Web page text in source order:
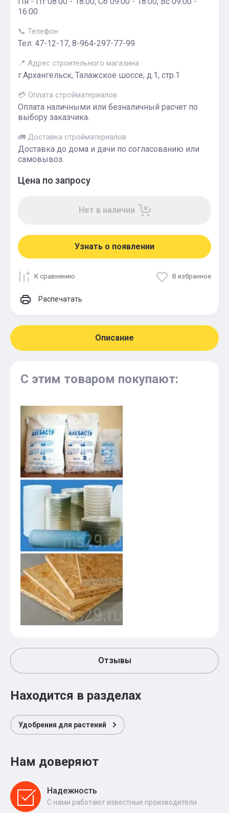
16:00
📞 Телефон
Тел: 47-12-17, 8-964-297-77-99
📍 Адрес строительного магазина
г.Архангельск, Талажское шоссе, д.1, стр.1
💳 Оплата стройматериалов
Оплата наличными или безналичный расчет по
выбору заказчика.
🚛 Доставка стройматериалов
Доставка до дома и дачи по согласованию или
самовывоз.
Цена по запросу
Нет в наличии
Узнать о появлении
К сравнению В избранное
Распечатать
Описание
С этим товаром покупают:
Отзывы
Находится в разделах
Удобрения для растений
Нам доверяют
Надежность
С нами работают известные производители